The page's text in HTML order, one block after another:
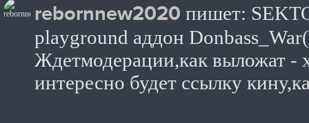
rebornnew2020 пишет:
playground аддон
Ждетмодерации,как выложат -
интересно будет ссылку